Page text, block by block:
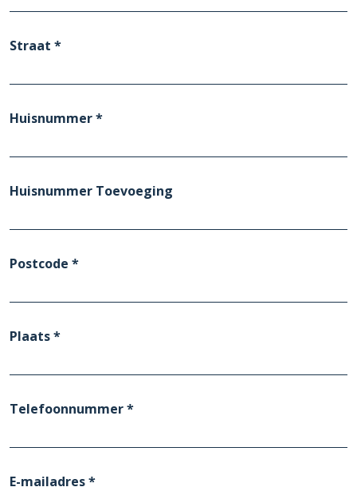
Straat *
Huisnummer *
Huisnummer Toevoeging
Postcode *
Plaats *
Telefoonnummer *
E-mailadres *